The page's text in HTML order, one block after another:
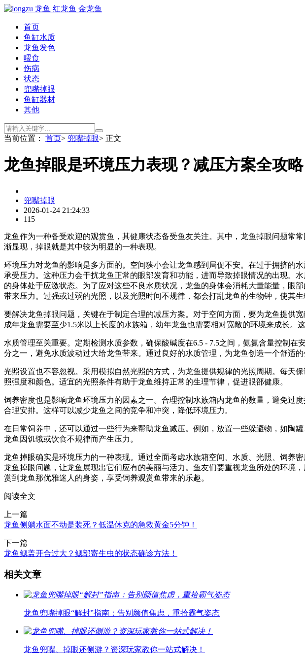
首页
鱼缸水质
龙鱼发色
喂食
伤病
状态
兜嘴掉眼
鱼缸器材
其他
当前位置： 首页> 兜嘴掉眼> 正文
龙鱼掉眼是环境压力表现？减压方案全攻略
兜嘴掉眼
2026-01-24 21:24:33
115
龙鱼作为一种备受欢迎的观赏鱼，其健康状态备受鱼友关注。其中，龙鱼掉眼问题常
渐显现，掉眼就是其中较为明显的一种表现。
环境压力对龙鱼的影响是多方面的。空间狭小会让龙鱼感到局促不安。在过于拥挤的
承受压力。这种压力会干扰龙鱼正常的眼部发育和功能，进而导致掉眼情况的出现。
的身体处于应激状态。为了应对这些不良水质状况，龙鱼的身体会消耗大量能量，眼
带来压力。过强或过弱的光照，以及光照时间不规律，都会打乱龙鱼的生物钟，使其生
要解决龙鱼掉眼问题，关键在于制定合理的减压方案。对于空间方面，要为龙鱼提供
成年龙鱼需要至少1.5米以上长度的水族箱，幼年龙鱼也需要相对宽敞的环境来成长。
水质管理至关重要。定期检测水质参数，确保酸碱度在6.5 - 7.5之间，氨氮含量控制
分之一，避免水质波动过大给龙鱼带来。通过良好的水质管理，为龙鱼创造一个舒适
光照设置也不容忽视。采用模拟自然光照的方式，为龙鱼提供规律的光照周期。每天
照强度和颜色。适宜的光照条件有助于龙鱼维持正常的生理节律，促进眼部健康。
饲养密度也是影响龙鱼环境压力的因素之一。合理控制水族箱内龙鱼的数量，避免过
合理安排。这样可以减少龙鱼之间的竞争和冲突，降低环境压力。
在日常饲养中，还可以通过一些行为来帮助龙鱼减压。例如，放置一些躲避物，如陶
龙鱼因饥饿或饮食不规律而产生压力。
龙鱼掉眼确实是环境压力的一种表现。通过全面考虑水族箱空间、水质、光照、饲养
龙鱼掉眼问题，让龙鱼展现出它们应有的美丽与活力。鱼友们要重视龙鱼所处的环境
赏到龙鱼那优雅迷人的身姿，享受饲养观赏鱼带来的乐趣。
阅读全文
上一篇
龙鱼侧躺水面不动是装死？低温休克的急救黄金5分钟！
下一篇
龙鱼鳃盖开合过大？鳃部寄生虫的状态确诊方法！
相关文章
龙鱼兜嘴掉眼“解封”指南：告别颜值焦虑，重拾霸气姿态
龙鱼兜嘴、掉眼还侧游？资深玩家教你一站式解决！